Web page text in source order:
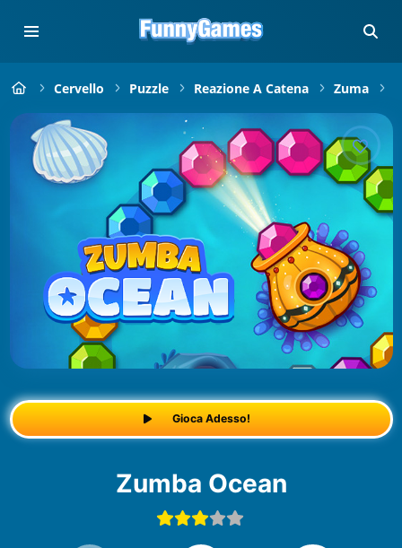
Cervello Puzzle Reazione A Catena Zuma
Gioca Adesso!
Zumba Ocean